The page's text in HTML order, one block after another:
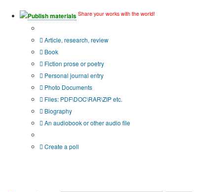
Publish materials Share your works with the world!
Article, research, review
Book
Fiction prose or poetry
Personal journal entry
Photo Documents
Files: PDF\DOC\RAR\ZIP etc.
Biography
An audiobook or other audio file
Create a poll